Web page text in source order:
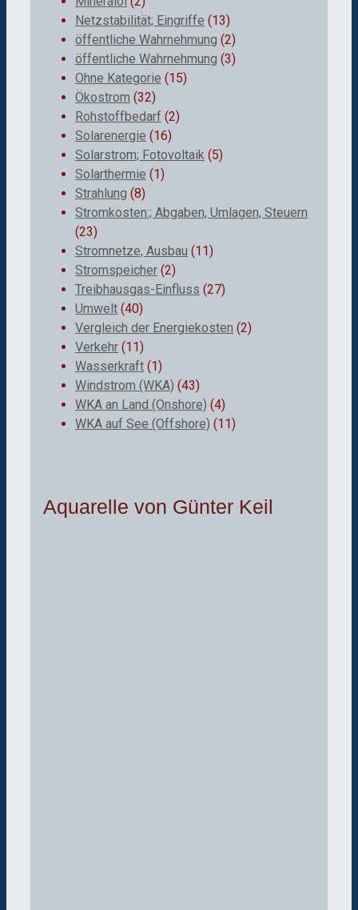
Netzstabilität; Eingriffe (13)
öffentliche Wahrnehmung (2)
öffentliche Wahrnehmung (3)
Ohne Kategorie (15)
Ökostrom (32)
Rohstoffbedarf (2)
Solarenergie (16)
Solarstrom; Fotovoltaik (5)
Solarthermie (1)
Strahlung (8)
Stromkosten:; Abgaben, Umlagen, Steuern
(23)
Stromnetze, Ausbau (11)
Stromspeicher (2)
Treibhausgas-Einfluss (27)
Umwelt (40)
Vergleich der Energiekosten (2)
Verkehr (11)
Wasserkraft (1)
Windstrom (WKA) (43)
WKA an Land (Onshore) (4)
WKA auf See (Offshore) (11)
Aquarelle von Günter Keil